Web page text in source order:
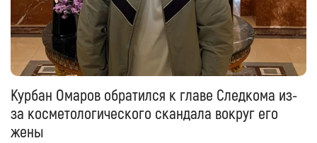
Курбан Омаров обратился к главе Следкома из-
за косметологического скандала вокруг его
жены